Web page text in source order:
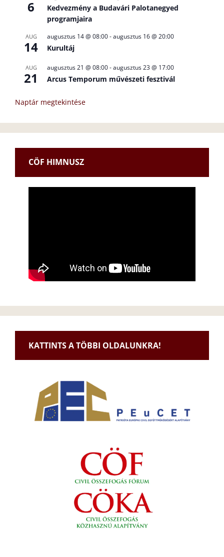
6
Kedvezmény a Budavári Palotanegyed
programjaira
AUG
14
augusztus 14 @ 08:00-augusztus 16 @ 20:00
Kurultáj
AUG
21
augusztus 21 @ 08:00-augusztus 23 @ 17:00
Arcus Temporum művészeti fesztivál
Naptár megtekintése
CÖF HIMNUSZ
KATTINTS A TÖBBI OLDALUNKRA!